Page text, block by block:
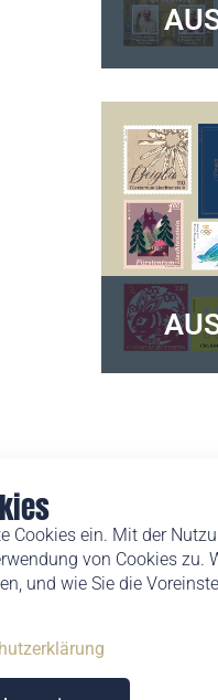
Cookies ein. Mit der
von Cookies zu.
und wie Sie die